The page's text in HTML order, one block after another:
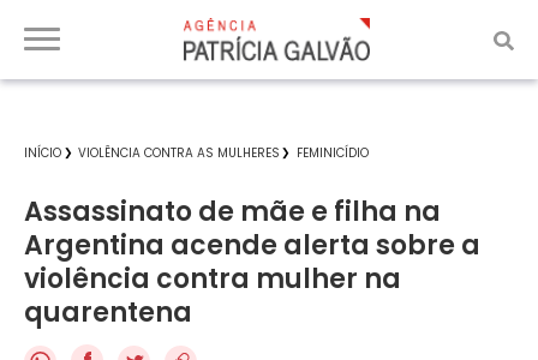
INÍCIO VIOLÊNCIA CONTRA AS MULHERES FEMINICÍDIO
Assassinato de mãe e filha na
Argentina acende alerta sobre a
violência contra mulher na
quarentena